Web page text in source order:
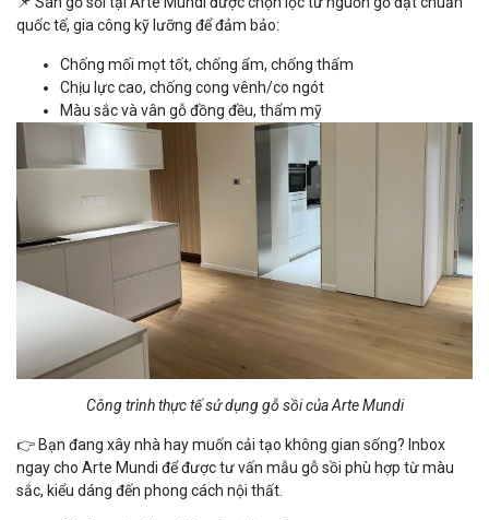
quốc tế, gia công kỹ lưỡng để đảm bảo:
Chống mối mọt tốt, chống ẩm, chống thấm
Chịu lực cao, chống cong vênh/co ngót
Màu sắc và vân gỗ đồng đều, thẩm mỹ
Công trình thực tế sử dụng gỗ sồi của Arte Mundi
👉 Bạn đang xây nhà hay muốn cải tạo không gian sống? Inbox
ngay cho Arte Mundi để được tư vấn mẫu gỗ sồi phù hợp từ màu
sắc, kiểu dáng đến phong cách nội thất.